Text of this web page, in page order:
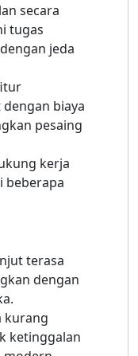
secara
tugas
jeda
biaya
pesaing
kerja
beberapa
terasa
dengan
kurang
ketinggalan